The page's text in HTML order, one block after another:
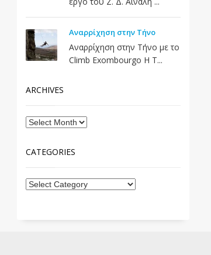
Αναρρίχηση στην Τήνο
Αναρρίχηση στην Τήνο με το
Climb Exombourgo Η Τ...
ARCHIVES
CATEGORIES